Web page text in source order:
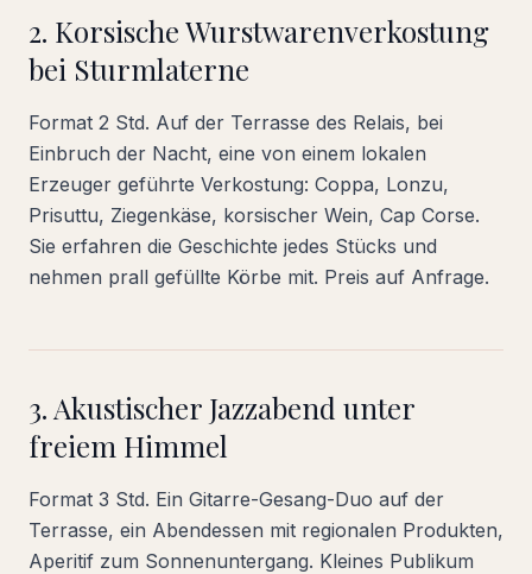
2. Korsische Wurstwarenverkostung
bei Sturmlaterne
Format 2 Std. Auf der Terrasse des Relais, bei
Einbruch der Nacht, eine von einem lokalen
Erzeuger geführte Verkostung: Coppa, Lonzu,
Prisuttu, Ziegenkäse, korsischer Wein, Cap Corse.
Sie erfahren die Geschichte jedes Stücks und
nehmen prall gefüllte Körbe mit. Preis auf Anfrage.
3. Akustischer Jazzabend unter
freiem Himmel
Format 3 Std. Ein Gitarre-Gesang-Duo auf der
Terrasse, ein Abendessen mit regionalen Produkten,
Aperitif zum Sonnenuntergang. Kleines Publikum